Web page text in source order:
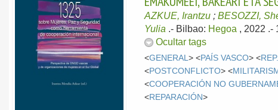
AZKUE, Irantzu ;BESOZZI,
Yulia .- Bilbao: Hegoa , 2022 .-
Ocultar tags
<GENERAL> <PAÍS VASCO> <
<POSTCONFLICTO> <
<COOPERACIÓN NO
<REPARACIÓN>